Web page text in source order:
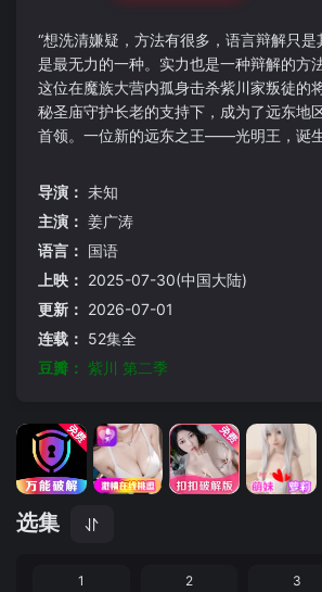
“想洗清嫌疑，方法有很多，语言辩解只
是最无力的一种。实力也是一种辩解的
这位在魔族大营内孤身击杀紫川家叛徒的
秘圣庙守护长老的支持下，成为了远东地
首领。一位新的远东之王——光明王，诞
导演： 未知
主演： 姜广涛
语言： 国语
上映： 2025-07-30(中国大陆)
更新： 2026-07-01
连载： 52集全
豆瓣： 紫川 第二季
选集
1 2 3